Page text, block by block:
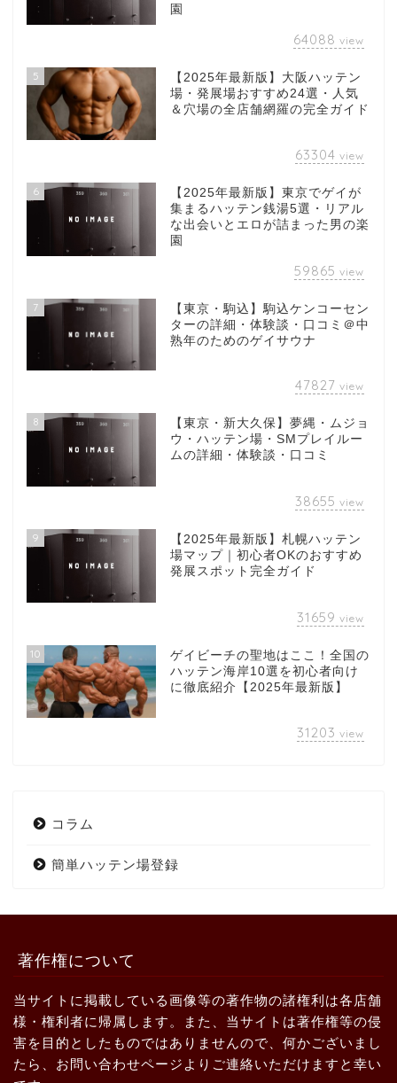
園
64088 view
5
【2025年最新版】大阪ハッテン
場・発展場おすすめ24選・人気
＆穴場の全店舗網羅の完全ガイド
63304 view
6
【2025年最新版】東京でゲイが
集まるハッテン銭湯5選・リアル
な出会いとエロが詰まった男の楽
園
59865 view
7
【東京・駒込】駒込ケンコーセン
ターの詳細・体験談・口コミ＠中
熟年のためのゲイサウナ
47827 view
8
【東京・新大久保】夢縄・ムジョ
ウ・ハッテン場・SMプレイルー
ムの詳細・体験談・口コミ
38655 view
9
【2025年最新版】札幌ハッテン
場マップ｜初心者OKのおすすめ
発展スポット完全ガイド
31659 view
10
ゲイビーチの聖地はここ！全国の
ハッテン海岸10選を初心者向け
に徹底紹介【2025年最新版】
31203 view
コラム
簡単ハッテン場登録
著作権について
当サイトに掲載している画像等の著作物の諸権利は各店舗
様・権利者に帰属します。また、当サイトは著作権等の侵
害を目的としたものではありませんので、何かございまし
たら、お問い合わせページよりご連絡いただけますと幸い